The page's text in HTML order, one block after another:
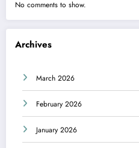
No comments to show.
Archives
March 2026
February 2026
January 2026